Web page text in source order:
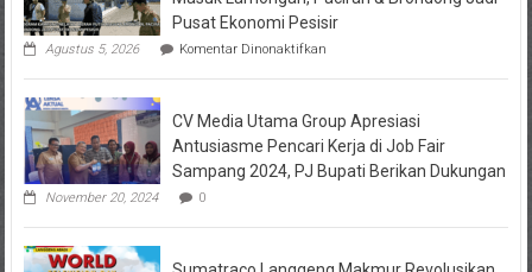
Pusat Ekonomi Pesisir
Agustus 5, 2026 Komentar Dinonaktifkanpada
Kampung
Merah
Putih
Masuk
Lamongan,
CV Media Utama Group Apresiasi
Antusiasme Pencari Kerja di Job Fair
Sampang 2024, PJ Bupati Berikan Dukungan
November 20, 2024 0